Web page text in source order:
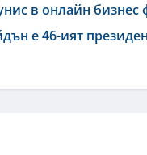
в онлайн бизнес
е 46-ият